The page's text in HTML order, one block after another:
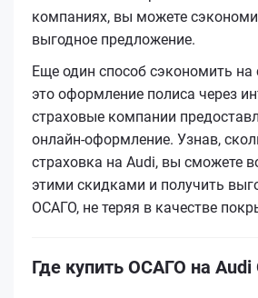
компаниях, вы можете
выгодное предложение.
Еще один способ сэкономить на
это оформление полиса через
страховые компании
онлайн-оформление. Узнав,
страховка на Audi, вы сможете
этими скидками и получить
ОСАГО, не теряя в качестве
Где купить ОСАГО на Audi